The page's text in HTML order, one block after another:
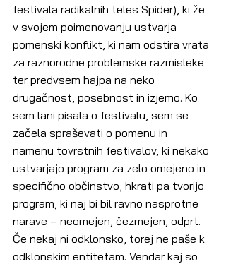
festivala radikalnih teles Spider), ki že
v svojem poimenovanju ustvarja
pomenski konflikt, ki nam odstira vrata
za raznorodne problemske razmisleke
ter predvsem hajpa na neko
drugačnost, posebnost in izjemo. Ko
sem lani pisala o festivalu, sem se
začela spraševati o pomenu in
namenu tovrstnih festivalov, ki nekako
ustvarjajo program za zelo omejeno in
specifično občinstvo, hkrati pa tvorijo
program, ki naj bi bil ravno nasprotne
narave – neomejen, čezmejen, odprt.
Če nekaj ni odklonsko, torej ne paše k
odklonskim entitetam. Vendar kaj so